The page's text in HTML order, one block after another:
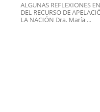
ALGUNAS REFLEXIONES
DEL RECURSO DE
LA NACIÓN Dra. María ...